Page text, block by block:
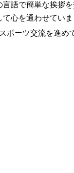
語で簡単な挨拶
心を通わせていま
ポーツ交流を進め